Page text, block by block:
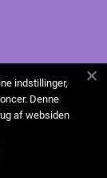
indstillinger,
Denne
af websiden